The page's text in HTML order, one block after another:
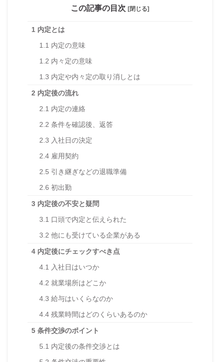
この記事の目次 [閉じる]
1 内定とは
1.1 内定の意味
1.2 内々定の意味
1.3 内定や内々定の取り消しとは
2 内定後の流れ
2.1 内定の連絡
2.2 条件を確認後、返答
2.3 入社日の決定
2.4 雇用契約
2.5 引き継ぎなどの退職準備
2.6 初出勤
3 内定後の不安と疑問
3.1 口頭で内定と伝えられた
3.2 他にも受けている企業がある
4 内定後にチェックすべき点
4.1
入社日はいつか
4.2 就業場所はどこか
4.3 給与はいくらなのか
4.4 残業時間はどのくらいあるのか
5 条件交渉のポイント
5.1 内定後の条件交渉とは